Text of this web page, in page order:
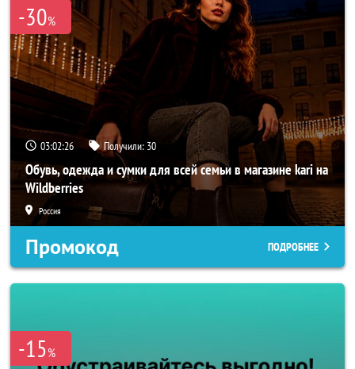
-30%
03:02:24 Получили: 30
Обувь, одежда и сумки для всей семьи в магазине kari на
Wildberries
Россия
Промокод ПОДРОБНЕЕ
-15%